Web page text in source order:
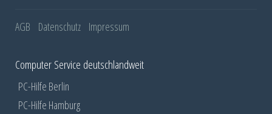
AGB Datenschutz Impressum
Computer Service deutschlandweit
PC-Hilfe Berlin
PC-Hilfe Hamburg